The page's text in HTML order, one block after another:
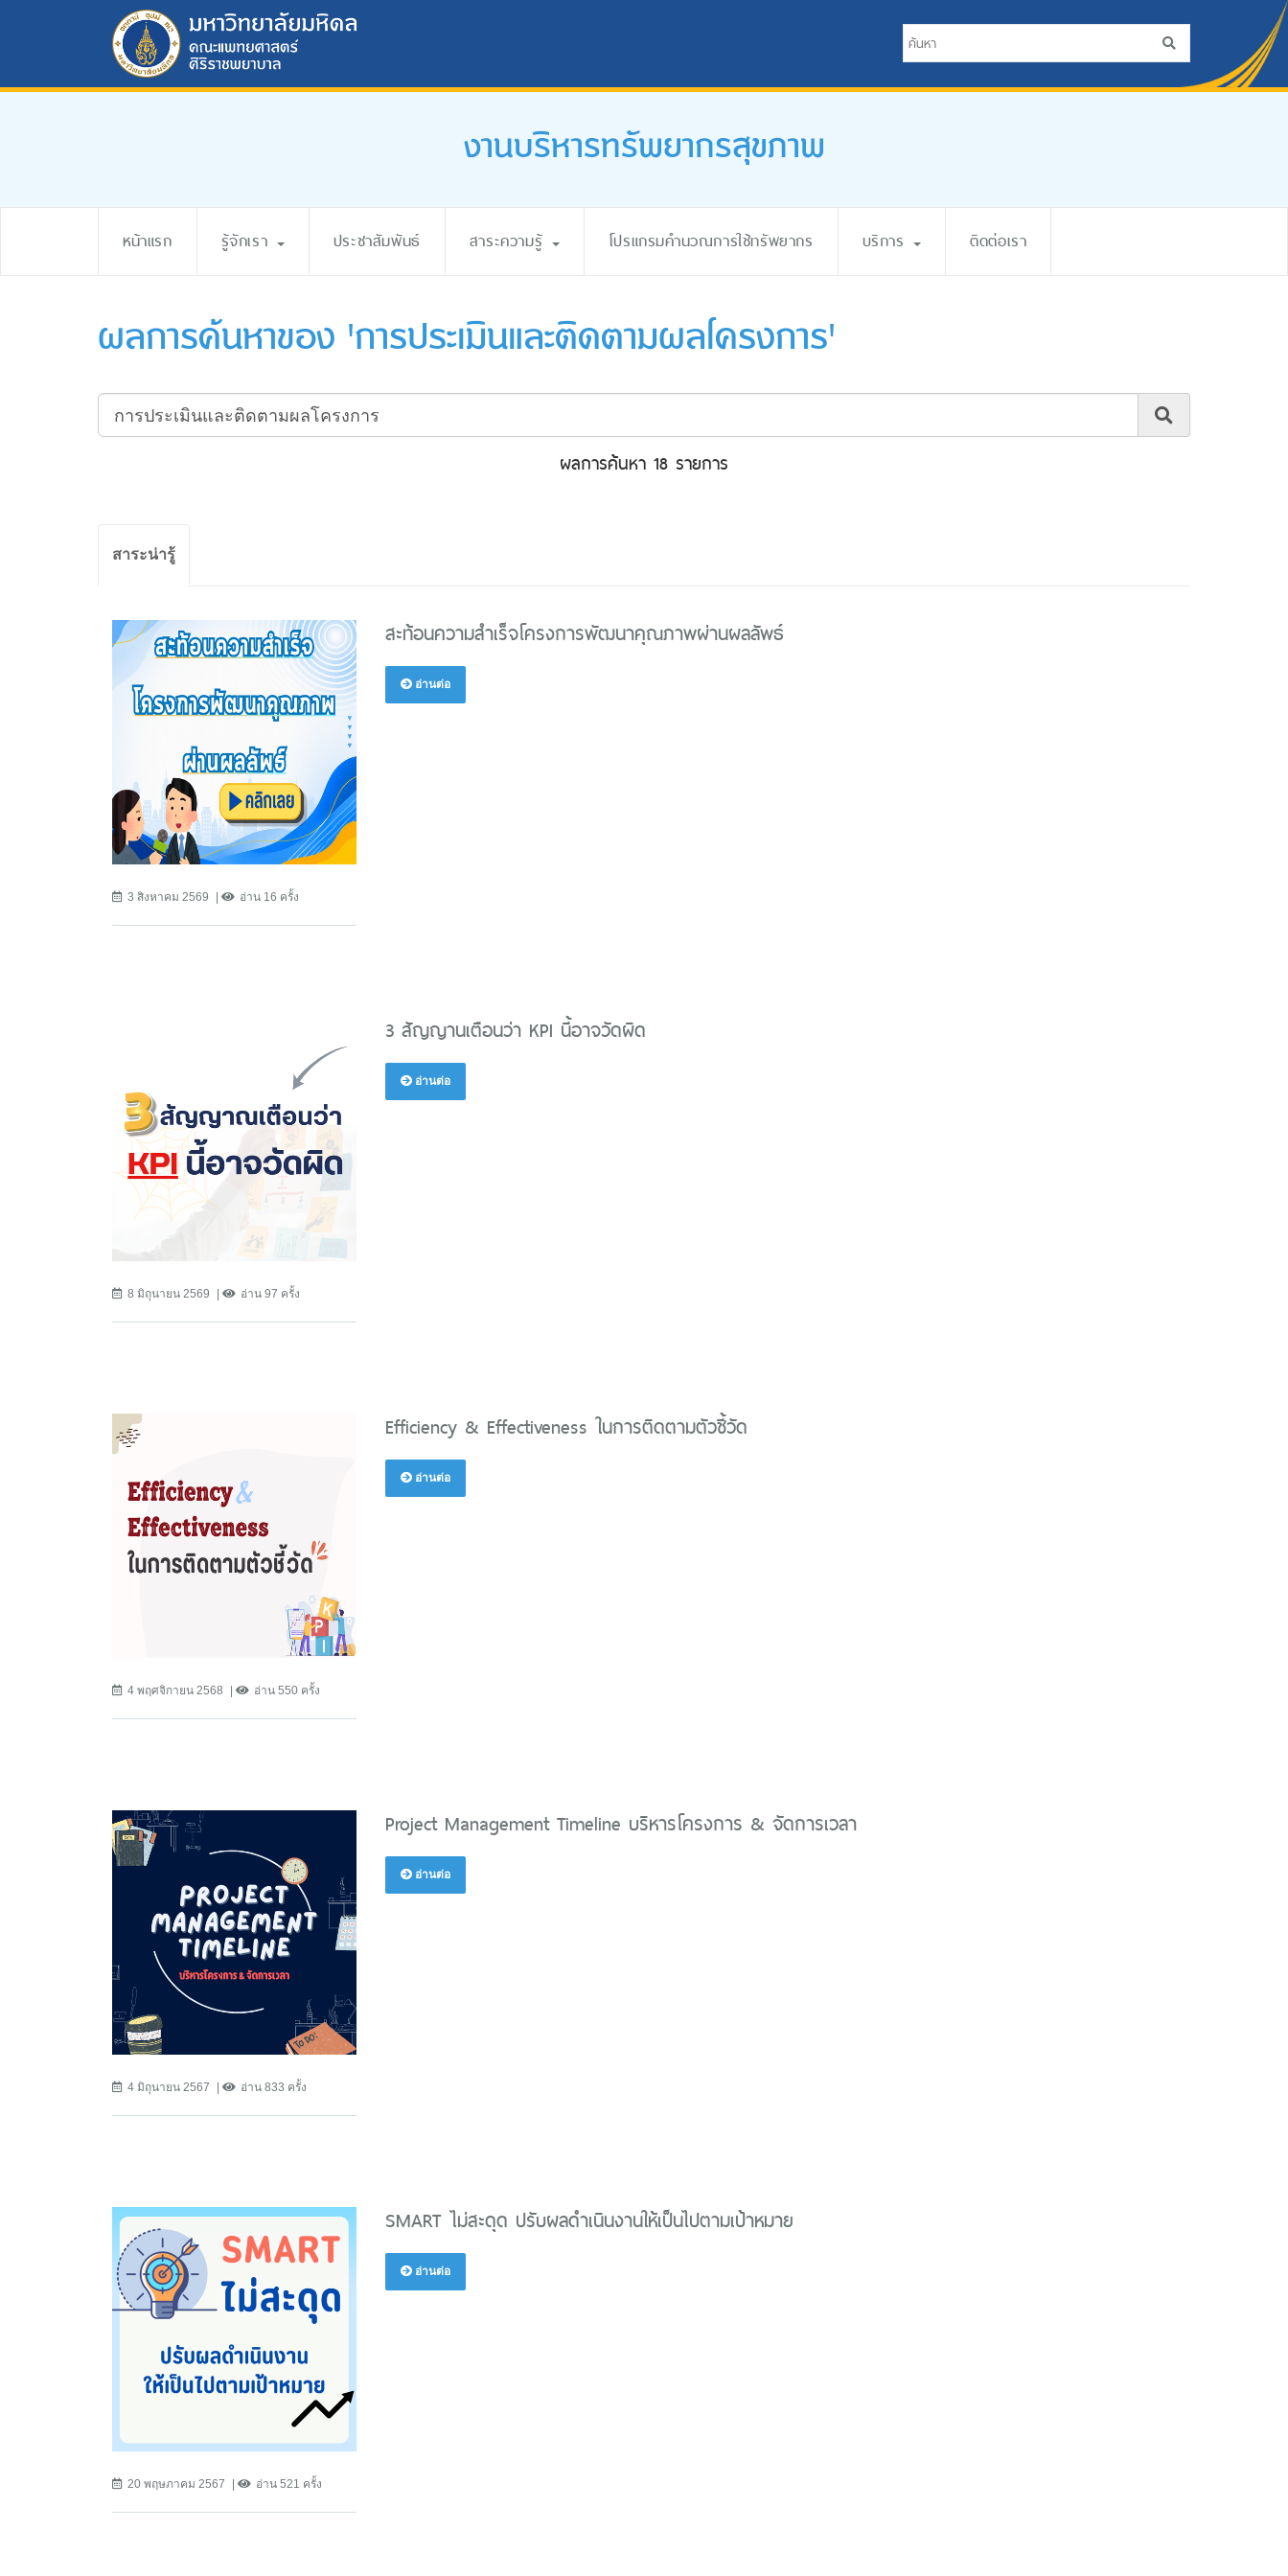
งานบริหารทรัพยากรสุขภาพ
หน้าแรก รู้จักเรา ประชาสัมพันธ์ สาระความรู้ โปรแกรมคำนวณการใช้ทรัพยากร บริการ ติดต่อเรา
ผลการค้นหาของ 'การประเมินและติดตามผลโครงการ'
ผลการค้นหา 18 รายการ
สาระน่ารู้
3 สิงหาคม 2569 อ่าน 16 ครั้ง
สะท้อนความสำเร็จโครงการพัฒนาคุณภาพผ่านผลลัพธ์
อ่านต่อ
8 มิถุนายน 2569 อ่าน 97 ครั้ง
3 สัญญานเตือนว่า KPI นี้อาจวัดผิด
อ่านต่อ
4 พฤศจิกายน 2568 อ่าน 550 ครั้ง
Efficiency & Effectiveness ในการติดตามตัวชี้วัด
อ่านต่อ
4 มิถุนายน 2567 อ่าน 833 ครั้ง
Project Management Timeline บริหารโครงการ & จัดการเวลา
อ่านต่อ
20 พฤษภาคม 2567 อ่าน 521 ครั้ง
SMART ไม่สะดุด ปรับผลดำเนินงานให้เป็นไปตามเป้าหมาย
อ่านต่อ